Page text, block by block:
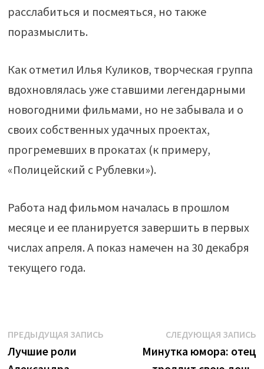
расслабиться и посмеяться, но также
поразмыслить.
Как отметил Илья Куликов, творческая группа
вдохновлялась уже ставшими легендарными
новогодними фильмами, но не забывала и о
своих собственных удачных проектах,
прогремевших в прокатах (к примеру,
«Полицейский с Рублевки»).
Работа над фильмом началась в прошлом
месяце и ее планируется завершить в первых
числах апреля. А показ намечен на 30 декабря
текущего года.
Навигация
по
ПРЕДЫДУЩАЯ ЗАПИСЬПредыдущая
Лучшие роли
СЛЕДУЮЩАЯ ЗАПИСЬ
Минутка юмора: отец